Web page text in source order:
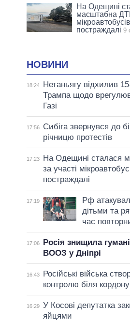
На Одещині
масштабна
постраждалі 9
НОВИНИ
18:24
Нетаньягу відхилив
Трампа щодо
Газі
17:56
Сибіга звернувся до
річницю протестів
17:23
На Одещині сталася
за участі
постраждалі
17:19
Рф
дітьми та
час
17:06
Росія знищила
ВООЗ у Дніпрі
16:43
Російські війська
контролю біля
16:29 У Косові депутатка
яйцями